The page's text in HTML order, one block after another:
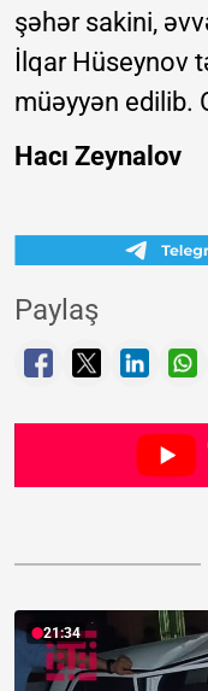
şəhər sakini,
İlqar Hüseynov
müəyyən edilib.
Hacı Zeynalov
Paylaş
21:34